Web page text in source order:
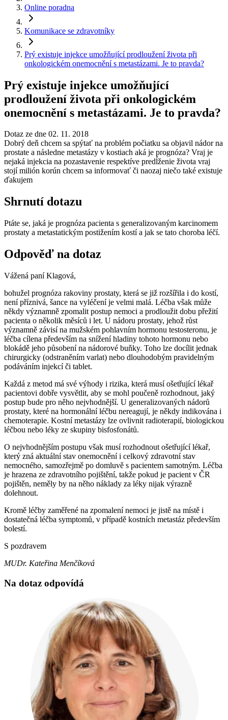
Online poradna
Komunikace se zdravotníky
Prý existuje injekce umožňující prodloužení života při
onkologickém onemocnění s metastázami. Je to pravda?
Prý existuje injekce umožňující
prodloužení života při onkologickém
onemocnění s metastázami. Je to pravda?
Dotaz ze dne 02. 11. 2018
Dobrý deň chcem sa spýtať na problém počiatku sa objavil nádor na
prostate a následne metastázy v kostiach aká je prognóza? Vraj je
nejaká injekcia na pozastavenie respektíve predĺženie života vraj
stojí milión korún chcem sa informovať či naozaj niečo také existuje
ďakujem
Shrnutí dotazu
Ptáte se, jaká je prognóza pacienta s generalizovaným karcinomem
prostaty a metastatickým postižením kostí a jak se tato choroba léčí.
Odpověď na dotaz
Vážená paní Klagová,
bohužel prognóza rakoviny prostaty, která se již rozšířila i do kostí,
není příznivá, šance na vyléčení je velmi malá. Léčba však může
někdy významně zpomalit postup nemoci a prodloužit dobu přežití
pacienta o několik měsíců i let. U nádoru prostaty, jehož růst
významně závisí na mužském pohlavním hormonu testosteronu, je
léčba cílena především na snížení hladiny tohoto hormonu nebo
blokádě jeho působení na nádorové buňky. Toho lze docílit jednak
chirurgicky (odstraněním varlat) nebo dlouhodobým pravidelným
podáváním injekcí či tablet.
Každá z metod má své výhody i rizika, která musí ošetřující lékař
pacientovi dobře vysvětlit, aby se mohl poučeně rozhodnout, jaký
postup bude pro něho nejvhodnější. U generalizovaných nádorů
prostaty, které na hormonální léčbu nereagují, je někdy indikována i
chemoterapie. Kostní metastázy lze ovlivnit radioterapií, biologickou
léčbou nebo léky ze skupiny bisfosfonátů.
O nejvhodnějším postupu však musí rozhodnout ošetřující lékař,
který zná aktuální stav onemocnění i celkový zdravotní stav
nemocného, samozřejmě po domluvě s pacientem samotným. Léčba
je hrazena ze zdravotního pojištění, takže pokud je pacient v ČR
pojištěn, neměly by na něho náklady za léky nijak výrazně
dolehnout.
Kromě léčby zaměřené na zpomalení nemoci je jistě na místě i
dostatečná léčba symptomů, v případě kostních metastáz především
bolestí.
S pozdravem
MUDr. Kateřina Menčíková
Na dotaz odpovídá